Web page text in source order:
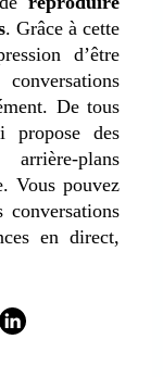
. Grâce à cette
d’être
De tous
propose des
plans
Vous pouvez
en direct,
LinkedIn